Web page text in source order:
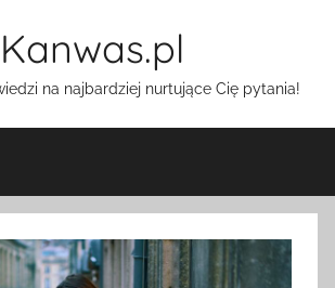
Kanwas.pl
na najbardziej nurtujące Cię pytania!